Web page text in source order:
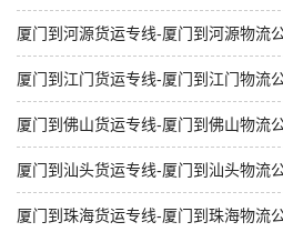
厦门到江门货运专线-厦门到江门物流
厦门到佛山货运专线-厦门到佛山物流
厦门到珠海货运专线-厦门到珠海物流